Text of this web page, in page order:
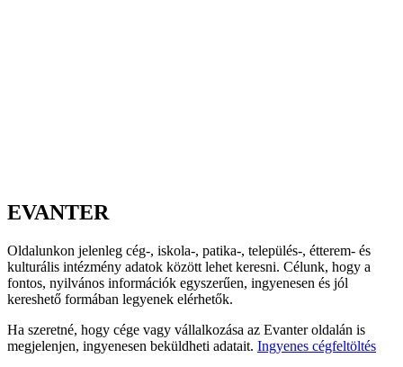
EVANTER
Oldalunkon jelenleg cég-, iskola-, patika-, település-, étterem- és
kulturális intézmény adatok között lehet keresni. Célunk, hogy a
fontos, nyilvános információk egyszerűen, ingyenesen és jól
kereshető formában legyenek elérhetők.
Ha szeretné, hogy cége vagy vállalkozása az Evanter oldalán is
megjelenjen, ingyenesen beküldheti adatait. Ingyenes cégfeltöltés